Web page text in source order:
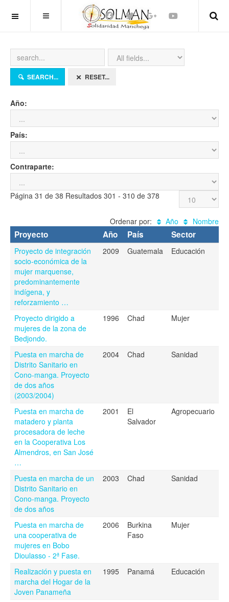
OFF CANVAS
SEARCH... RESET...
Año:
País:
Contraparte:
Página 31 de 38 Resultados 301 - 310 de 378
Ordenar por: Año Nombre
Proyecto Año País Sector
Proyecto de integración
socio-económica de la
mujer marquense,
predominantemente
indígena, y
reforzamiento …
2009 Guatemala Educación
Proyecto dirigido a
mujeres de la zona de
Bedjondo.
1996 Chad Mujer
Puesta en marcha de
Distrito Sanitario en
Cono-manga. Proyecto
de dos años
(2003/2004)
2004 Chad Sanidad
Puesta en marcha de
matadero y planta
procesadora de leche
en la Cooperativa Los
Almendros, en San José
…
2001
El
Salvador
Agropecuario
Puesta en marcha de un
Distrito Sanitario en
Cono-manga. Proyecto
de dos años
2003 Chad Sanidad
Puesta en marcha de
una cooperativa de
mujeres en Bobo
Dioulasso - 2ª Fase.
2006
Burkina
Faso
Mujer
Realización y puesta en
marcha del Hogar de la
Joven Panameña
1995 Panamá Educación